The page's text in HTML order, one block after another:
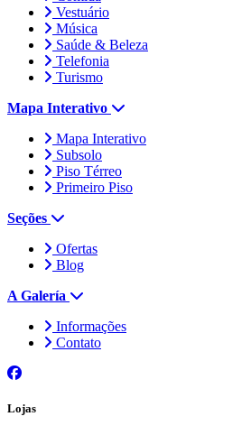
Vestuário
Música
Saúde & Beleza
Telefonia
Turismo
Mapa Interativo
Mapa Interativo
Subsolo
Piso Térreo
Primeiro Piso
Seções
Ofertas
Blog
A Galería
Informações
Contato
Lojas